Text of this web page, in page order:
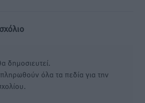
δημοσιευτεί.
όλα τα πεδία για την